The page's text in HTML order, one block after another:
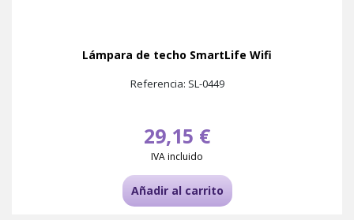
Lámpara de techo SmartLife Wifi
Referencia: SL-0449
29,15 €
IVA incluido
Añadir al carrito